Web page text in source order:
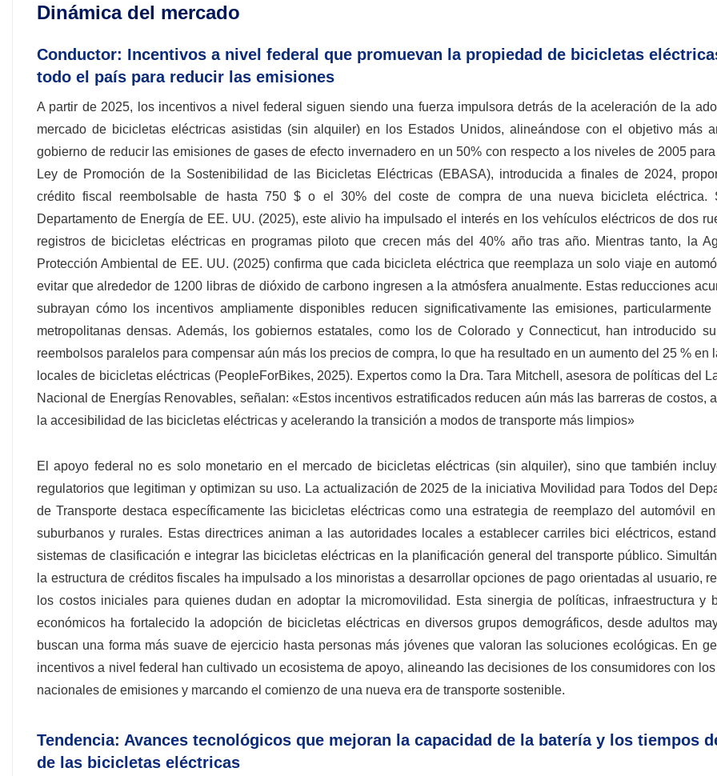
Dinámica del mercado
Conductor: Incentivos a nivel federal que promuevan la propiedad de bicicletas
todo el país para reducir las emisiones
A partir de 2025, los incentivos a nivel federal siguen siendo una fuerza impulsora detrás de la aceleración de la
mercado de bicicletas eléctricas asistidas (sin alquiler) en los Estados Unidos, alineándose con el objetivo más
gobierno de reducir las emisiones de gases de efecto invernadero en un 50% con respecto a los niveles de 2005
Ley de Promoción de la Sostenibilidad de las Bicicletas Eléctricas (EBASA), introducida a finales de 2024,
crédito fiscal reembolsable de hasta 750 $ o el 30% del coste de compra de una nueva bicicleta eléctrica.
Departamento de Energía de EE. UU. (2025), este alivio ha impulsado el interés en los vehículos eléctricos de dos
registros de bicicletas eléctricas en programas piloto que crecen más del 40% año tras año. Mientras tanto, la
Protección Ambiental de EE. UU. (2025) confirma que cada bicicleta eléctrica que reemplaza un solo viaje en
evitar que alrededor de 1200 libras de dióxido de carbono ingresen a la atmósfera anualmente. Estas reducciones
subrayan cómo los incentivos ampliamente disponibles reducen significativamente las emisiones,
metropolitanas densas. Además, los gobiernos estatales, como los de Colorado y Connecticut, han introducido
reembolsos paralelos para compensar aún más los precios de compra, lo que ha resultado en un aumento del 25 % en
locales de bicicletas eléctricas (PeopleForBikes, 2025). Expertos como la Dra. Tara Mitchell, asesora de políticas del
Nacional de Energías Renovables, señalan: «Estos incentivos estratificados reducen aún más las barreras de costos,
la accesibilidad de las bicicletas eléctricas y acelerando la transición a modos de transporte más limpios»
El apoyo federal no es solo monetario en el mercado de bicicletas eléctricas (sin alquiler), sino que también
regulatorios que legitiman y optimizan su uso. La actualización de 2025 de la iniciativa Movilidad para Todos del
de Transporte destaca específicamente las bicicletas eléctricas como una estrategia de reemplazo del automóvil
suburbanos y rurales. Estas directrices animan a las autoridades locales a establecer carriles bici eléctricos,
sistemas de clasificación e integrar las bicicletas eléctricas en la planificación general del transporte público.
la estructura de créditos fiscales ha impulsado a los minoristas a desarrollar opciones de pago orientadas al usuario,
los costos iniciales para quienes dudan en adoptar la micromovilidad. Esta sinergia de políticas, infraestructura y
económicos ha fortalecido la adopción de bicicletas eléctricas en diversos grupos demográficos, desde adultos
buscan una forma más suave de ejercicio hasta personas más jóvenes que valoran las soluciones ecológicas. En
incentivos a nivel federal han cultivado un ecosistema de apoyo, alineando las decisiones de los consumidores con
nacionales de emisiones y marcando el comienzo de una nueva era de transporte sostenible.
Tendencia: Avances tecnológicos que mejoran la capacidad de la batería y los tiempos
de las bicicletas eléctricas